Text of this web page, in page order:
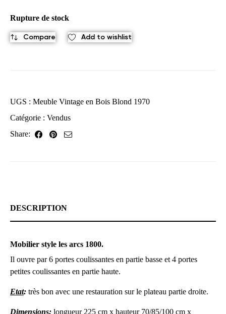
Rupture de stock
Compare Add to wishlist
UGS : Meuble Vintage en Bois Blond 1970
Catégorie : Vendus
Share:
DESCRIPTION
Mobilier style les arcs 1800.
Il ouvre par 6 portes coulissantes en partie basse et 4 portes
petites coulissantes en partie haute.
Etat: très bon avec une restauration sur le plateau partie droite.
Dimensions: longueur 225 cm x hauteur 70/85/100 cm x